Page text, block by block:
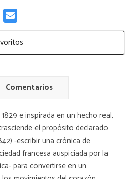
Comentarios
e inspirada en un hecho real,
el propósito declarado
-escribir una crónica de
francesa auspiciada por la
para convertirse en un